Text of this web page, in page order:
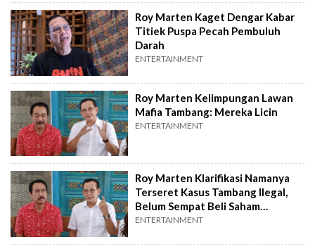
Roy Marten Kaget Dengar Kabar
Titiek Puspa Pecah Pembuluh
Darah
ENTERTAINMENT
Roy Marten Kelimpungan Lawan
Mafia Tambang: Mereka Licin
ENTERTAINMENT
Roy Marten Klarifikasi Namanya
Terseret Kasus Tambang Ilegal,
Belum Sempat Beli Saham
Perusahaan
ENTERTAINMENT